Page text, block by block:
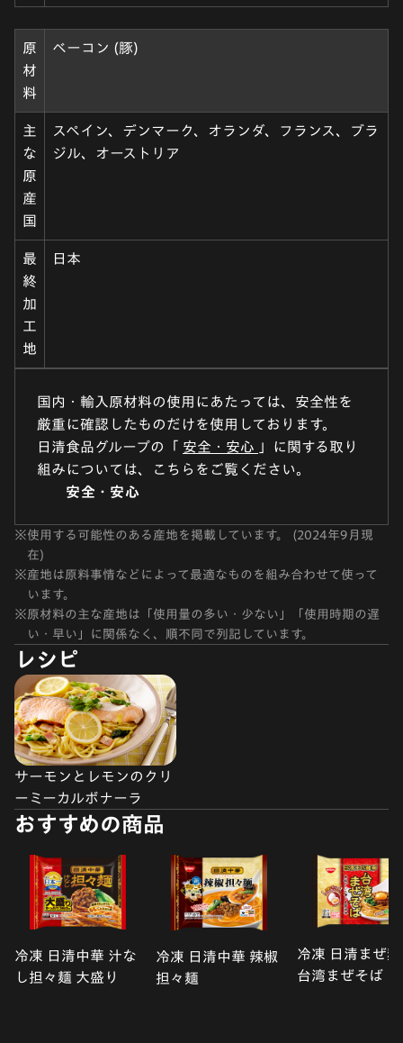
原
材
料
ベーコン (豚)
主
な
原
産
国
スペイン、デンマーク、オランダ、フランス、ブラ
ジル、オーストリア
最
終
加
工
地
日本
国内・輸入原材料の使用にあたっては、安全性を
厳重に確認したものだけを使用しております。
日清食品グループの「 安全・安心 」に関する取り
組みについては、こちらをご覧ください。
安全・安心
※使用する可能性のある産地を掲載しています。 (2024年9月現
在)
※産地は原料事情などによって最適なものを組み合わせて使って
います。
※原材料の主な産地は「使用量の多い・少ない」「使用時期の遅
い・早い」に関係なく、順不同で列記しています。
レシピ
サーモンとレモンのクリ
ーミーカルボナーラ
おすすめの商品
冷凍 日清中華 汁な
し担々麺 大盛り
冷凍 日清中華 辣椒
担々麺
冷凍 日清まぜ
台湾まぜそば